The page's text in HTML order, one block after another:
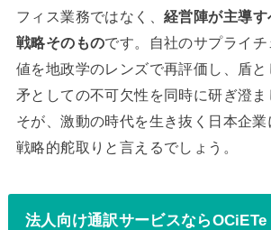
フィス業務ではなく、経営陣が主導
戦略そのものです。自社のサプライ
値を地政学のレンズで再評価し、盾と
矛としての不可欠性を同時に研ぎ澄ま
そが、激動の時代を生き抜く日本企
戦略的舵取りと言えるでしょう。
法人向け通訳サービスなら